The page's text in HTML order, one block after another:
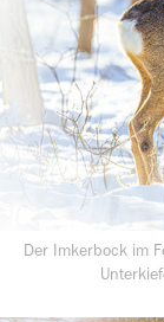
Der Imkerbock im